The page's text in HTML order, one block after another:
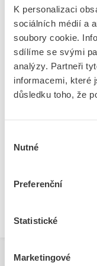
K personalizaci
sociálních médií a
soubory cookie.
sdílíme se svými
analýzy. Partneři
informacemi, které
důsledku toho, že
souhlasu
Nutné
Preferenční
Statistické
Marketingové
Energeticky úsporný
života a okamžitým
porovnání s klasickou
Značka
Kompaktní zářivkové
Patice
předřadník